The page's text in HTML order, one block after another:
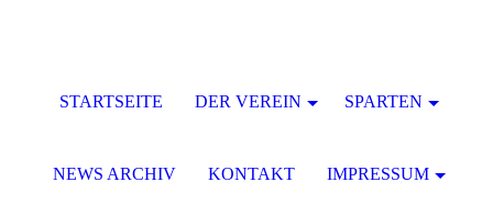
STARTSEITE DER VEREIN SPARTEN
NEWS ARCHIV KONTAKT IMPRESSUM